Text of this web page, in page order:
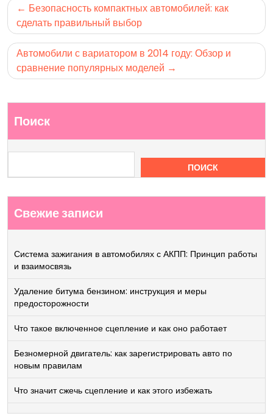
Навигация
по
записям
Безопасность компактных автомобилей: как
сделать правильный выбор
Автомобили с вариатором в 2014 году: Обзор и
сравнение популярных моделей
Поиск
ПОИСК
Свежие записи
Система зажигания в автомобилях с АКПП: Принцип работы
и взаимосвязь
Удаление битума бензином: инструкция и меры
предосторожности
Что такое включенное сцепление и как оно работает
Безномерной двигатель: как зарегистрировать авто по
новым правилам
Что значит сжечь сцепление и как этого избежать